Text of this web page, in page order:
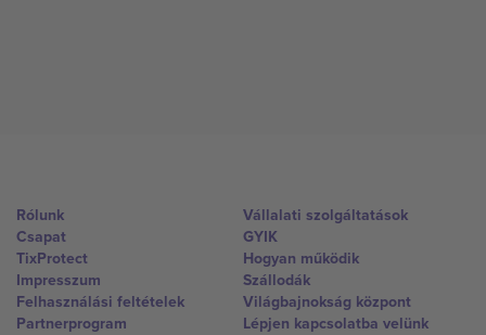
Rólunk
Csapat
TixProtect
Impresszum
Felhasználási feltételek
Partnerprogram
Vállalati szolgáltatások
GYIK
Hogyan működik
Szállodák
Világbajnokság központ
Lépjen kapcsolatba velünk